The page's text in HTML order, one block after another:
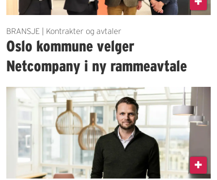
BRANSJE | Kontrakter og avtaler
Oslo kommune velger
Netcompany i ny rammeavtale